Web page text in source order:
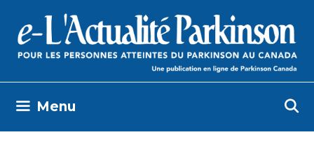
content
Menu